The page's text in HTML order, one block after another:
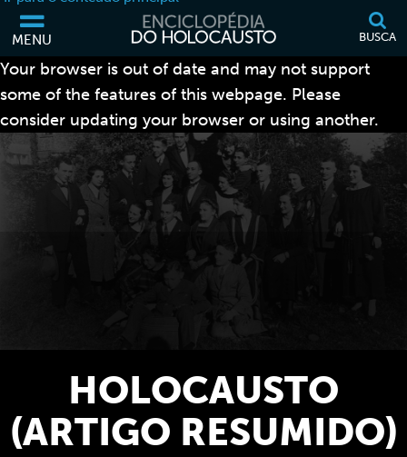
MENU BUSCA
Your browser is out of date and may not support
some of the features of this webpage. Please
consider updating your browser or using another.
HOLOCAUSTO
(ARTIGO RESUMIDO)